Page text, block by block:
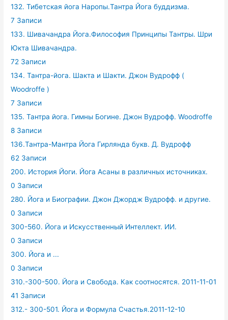
132. Тибетская йога Наропы.Тантра Йога буддизма.
7 Записи
133. Шивачандра Йога.Философия Принципы Тантры. Шри
Юкта Шивачандра.
72 Записи
134. Тантра-йога. Шакта и Шакти. Джон Вудрофф (
Woodroffe )
7 Записи
135. Тантра йога. Гимны Богине. Джон Вудрофф. Woodroffe
8 Записи
136.Тантра-Мантра Йога Гирлянда букв. Д. Вудрофф
62 Записи
200. История Йоги. Йога Асаны в различных источниках.
0 Записи
280. Йога и Биографии. Джон Джордж Вудрофф. и другие.
0 Записи
300-560. Йога и Искусственный Интеллект. ИИ.
0 Записи
300. Йога и ...
0 Записи
310.-300-500. Йога и Свобода. Как соотносятся. 2011-11-01
41 Записи
312.- 300-501. Йога и Формула Счастья.2011-12-10